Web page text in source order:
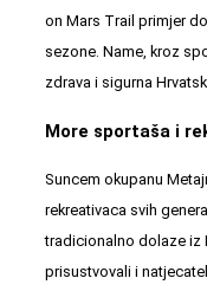
on Mars Trail primjer
sezone. Name, kroz
zdrava i sigurna
More sportaša i
Suncem okupanu
rekreativaca svih
tradicionalno dolaze iz
prisustvovali i